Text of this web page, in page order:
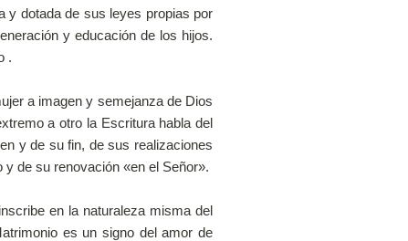
y dotada de sus leyes propias por
y educación de los hijos.
.
a imagen y semejanza de Dios
a otro la Escritura habla del
y de su fin, de sus realizaciones
de su renovación «en el Señor».
en la naturaleza misma del
es un signo del amor de